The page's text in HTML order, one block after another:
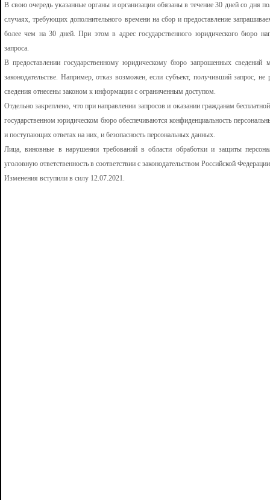
В свою очередь указанные органы и организации обязаны в течение 30 дней со дня
случаях, требующих дополнительного времени на сбор и предоставление
более чем на 30 дней. При этом в адрес государственного юридического бюро
запроса.
В предоставлении государственному юридическому бюро запрошенных
законодательстве. Например, отказ возможен, если субъект, получивший запрос,
сведения отнесены законом к информации с ограниченным доступом.
Отдельно закреплено, что при направлении запросов и оказании гражданам
государственном юридическом бюро обеспечиваются конфиденциальность
и поступающих ответах на них, и безопасность персональных данных.
Лица, виновные в нарушении требований в области обработки и защиты
уголовную ответственность в соответствии с законодательством Российской
Изменения вступили в силу 12.07.2021.